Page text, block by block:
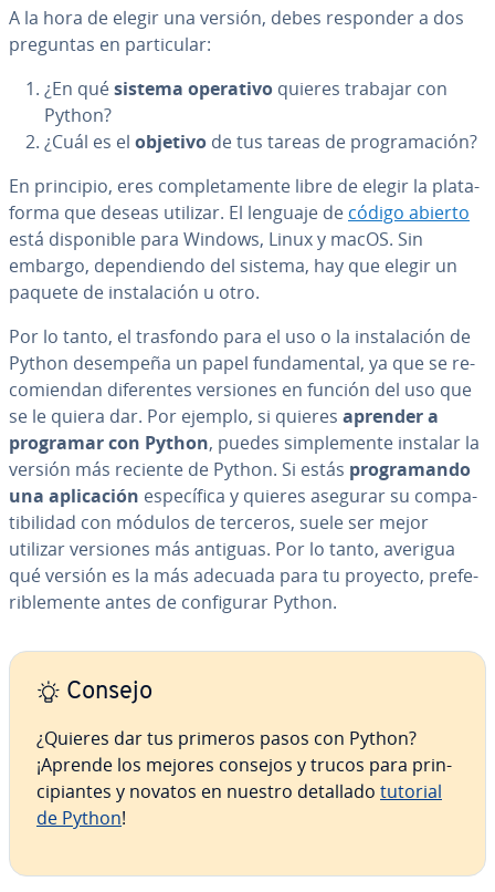
A la hora de elegir una versión, debes responder a dos
preguntas en pa­r­ti­cu­lar:
¿En quésistema operativo quieres trabajar con
Python?
¿Cuál es el objetivo de tus tareas de pro­gra­ma­ción?
En principio, eres co­m­ple­ta­me­n­te libre de elegir la pla­ta­
fo­r­ma que deseas utilizar. El lenguaje de código abierto
está di­s­po­ni­ble para Windows, Linux y macOS. Sin
embargo, de­pe­n­die­n­do del sistema, hay que elegir un
paquete de in­s­ta­la­ción u otro.
Por lo tanto, el trasfondo para el uso o la in­s­ta­la­ción de
Python desempeña un papel fu­n­da­me­n­tal, ya que se re­
co­mie­n­dan di­fe­re­n­tes versiones en función del uso que
se le quiera dar. Por ejemplo, si quieres aprender a
programar con Python, puedes si­m­ple­me­n­te instalar la
versión más reciente de Python. Si estás pro­gra­ma­n­do
una apli­ca­ción es­pe­cí­fi­ca y quieres asegurar su co­m­pa­
ti­bi­li­dad con módulos de terceros, suele ser mejor
utilizar versiones más antiguas. Por lo tanto, averigua
qué versión es la más adecuada para tu proyecto, pre­fe­
ri­ble­me­n­te antes de co­n­fi­gu­rar Python.
Consejo
¿Quieres dar tus primeros pasos con Python?
¡Aprende los mejores consejos y trucos para pri­n­
ci­pia­n­tes y novatos en nuestro detallado tutorial
de Python!